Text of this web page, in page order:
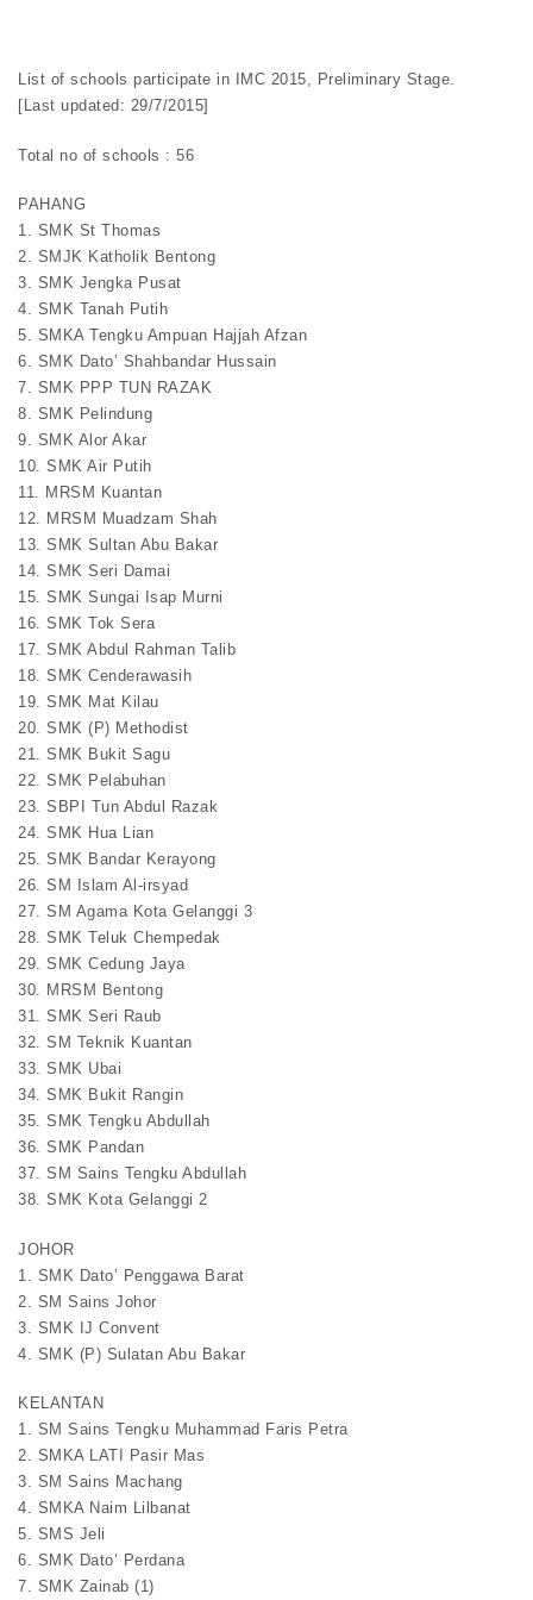
List of schools participate in IMC 2015, Preliminary Stage.
[Last updated: 29/7/2015]
Total no of schools : 56
PAHANG
1. SMK St Thomas
2. SMJK Katholik Bentong
3. SMK Jengka Pusat
4. SMK Tanah Putih
5. SMKA Tengku Ampuan Hajjah Afzan
6. SMK Dato’ Shahbandar Hussain
7. SMK PPP TUN RAZAK
8. SMK Pelindung
9. SMK Alor Akar
10. SMK Air Putih
11. MRSM Kuantan
12. MRSM Muadzam Shah
13. SMK Sultan Abu Bakar
14. SMK Seri Damai
15. SMK Sungai Isap Murni
16. SMK Tok Sera
17. SMK Abdul Rahman Talib
18. SMK Cenderawasih
19. SMK Mat Kilau
20. SMK (P) Methodist
21. SMK Bukit Sagu
22. SMK Pelabuhan
23. SBPI Tun Abdul Razak
24. SMK Hua Lian
25. SMK Bandar Kerayong
26. SM Islam Al-irsyad
27. SM Agama Kota Gelanggi 3
28. SMK Teluk Chempedak
29. SMK Cedung Jaya
30. MRSM Bentong
31. SMK Seri Raub
32. SM Teknik Kuantan
33. SMK Ubai
34. SMK Bukit Rangin
35. SMK Tengku Abdullah
36. SMK Pandan
37. SM Sains Tengku Abdullah
38. SMK Kota Gelanggi 2
JOHOR
1. SMK Dato’ Penggawa Barat
2. SM Sains Johor
3. SMK IJ Convent
4. SMK (P) Sulatan Abu Bakar
KELANTAN
1. SM Sains Tengku Muhammad Faris Petra
2. SMKA LATI Pasir Mas
3. SM Sains Machang
4. SMKA Naim Lilbanat
5. SMS Jeli
6. SMK Dato’ Perdana
7. SMK Zainab (1)